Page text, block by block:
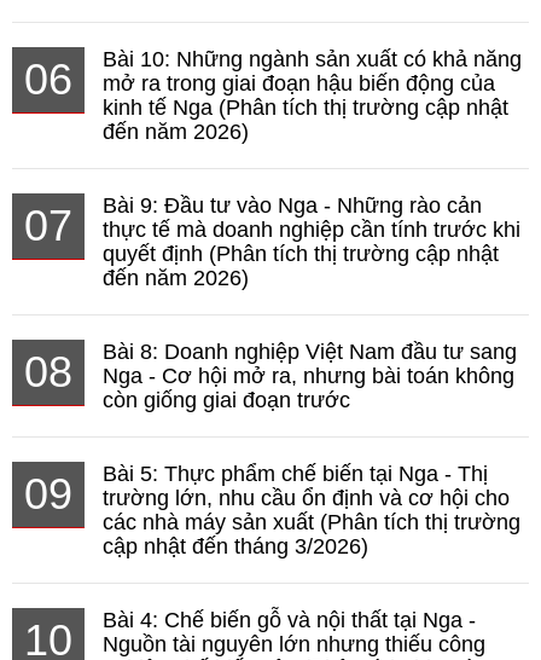
06
Bài 10: Những ngành sản xuất có khả năng
mở ra trong giai đoạn hậu biến động của
kinh tế Nga (Phân tích thị trường cập nhật
đến năm 2026)
07
Bài 9: Đầu tư vào Nga - Những rào cản
thực tế mà doanh nghiệp cần tính trước khi
quyết định (Phân tích thị trường cập nhật
đến năm 2026)
08
Bài 8: Doanh nghiệp Việt Nam đầu tư sang
Nga - Cơ hội mở ra, nhưng bài toán không
còn giống giai đoạn trước
09
Bài 5: Thực phẩm chế biến tại Nga - Thị
trường lớn, nhu cầu ổn định và cơ hội cho
các nhà máy sản xuất (Phân tích thị trường
cập nhật đến tháng 3/2026)
10
Bài 4: Chế biến gỗ và nội thất tại Nga -
Nguồn tài nguyên lớn nhưng thiếu công